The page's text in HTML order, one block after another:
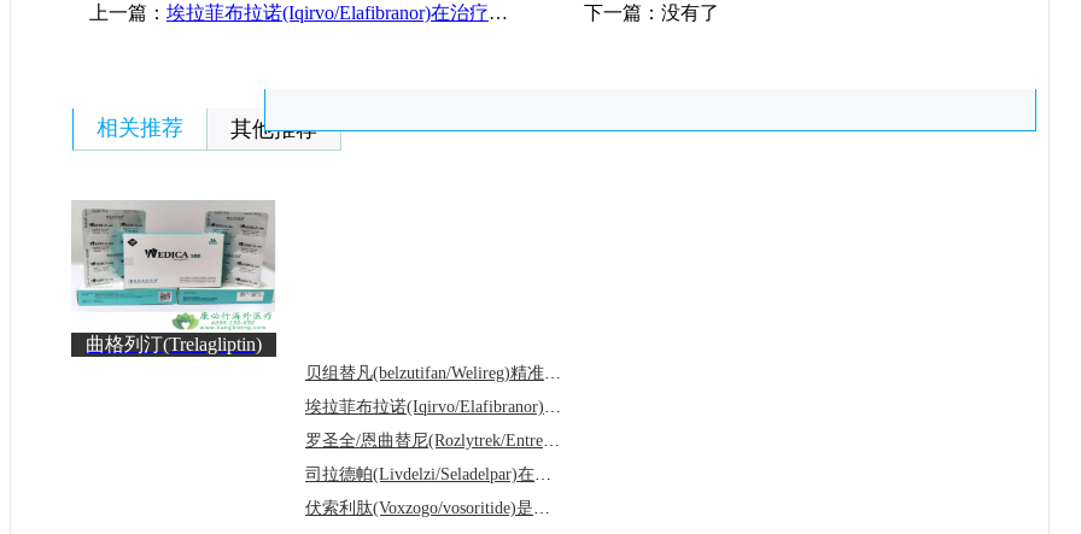
上一篇： 埃拉菲布拉诺(Iqirvo/Elafibranor)在治疗原发性胆汁性胆管炎的疗效和安全性 下一篇：没有了
相关推荐 其他推荐
曲格列汀(Trelagliptin)